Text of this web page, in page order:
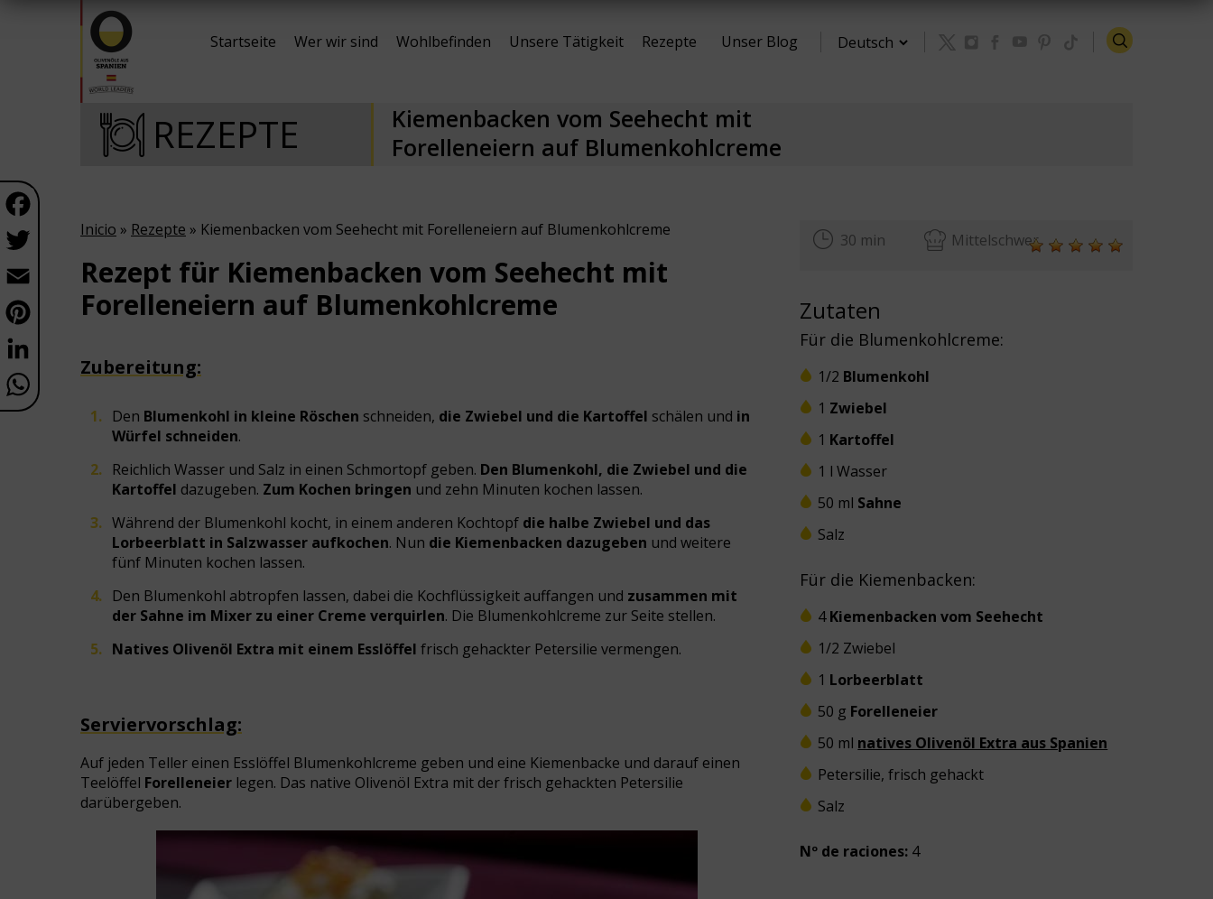
Startseite Wer wir sind Wohlbefinden Unsere Tätigkeit Rezepte Unser Blog
Facebook
Twitter
Email
Pinterest
WhatsApp
REZEPTE
Kiemenbacken vom Seehecht mit
Forelleneiern auf Blumenkohlcreme
Inicio » Rezepte » Kiemenbacken vom Seehecht mit Forelleneiern auf Blumenkohlcreme
Rezept für Kiemenbacken vom Seehecht mit
Forelleneiern auf Blumenkohlcreme
Zubereitung:
Den Blumenkohl in kleine Röschen schneiden, die Zwiebel und die Kartoffel schälen und in
Würfel schneiden.
Reichlich Wasser und Salz in einen Schmortopf geben. Den Blumenkohl, die Zwiebel und die
Kartoffel dazugeben. Zum Kochen bringen und zehn Minuten kochen lassen.
Während der Blumenkohl kocht, in einem anderen Kochtopf die halbe Zwiebel und das
Lorbeerblatt in Salzwasser aufkochen. Nun die Kiemenbacken dazugeben und weitere
fünf Minuten kochen lassen.
Den Blumenkohl abtropfen lassen, dabei die Kochflüssigkeit auffangen und zusammen mit
der Sahne im Mixer zu einer Creme verquirlen. Die Blumenkohlcreme zur Seite stellen.
Natives Olivenöl Extra mit einem Esslöffel frisch gehackter Petersilie vermengen.
Serviervorschlag:
Auf jeden Teller einen Esslöffel Blumenkohlcreme geben und eine Kiemenbacke und darauf einen
Teelöffel Forelleneier legen. Das native Olivenöl Extra mit der frisch gehackten Petersilie
darübergeben.
30 min Mittelschwer
Zutaten
Für die Blumenkohlcreme:
1/2 Blumenkohl
1 Zwiebel
1 Kartoffel
1 l Wasser
50 ml Sahne
Salz
Für die Kiemenbacken:
4Kiemenbacken vom Seehecht
1/2 Zwiebel
1 Lorbeerblatt
50 g Forelleneier
50 ml natives Olivenöl Extra aus Spanien
Petersilie, frisch gehackt
Salz
Nº de raciones: 4